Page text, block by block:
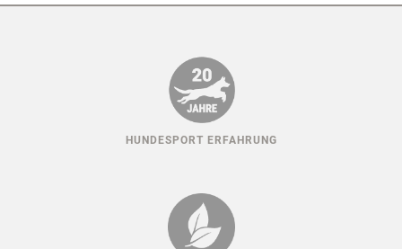
HUNDESPORT ERFAHRUNG